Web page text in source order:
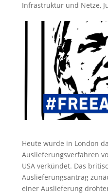
Infrastruktur und Netze,
Heute wurde in London
Auslieferungsverfahren
USA verkündet. Das
Auslieferungsantrag
einer Auslieferung